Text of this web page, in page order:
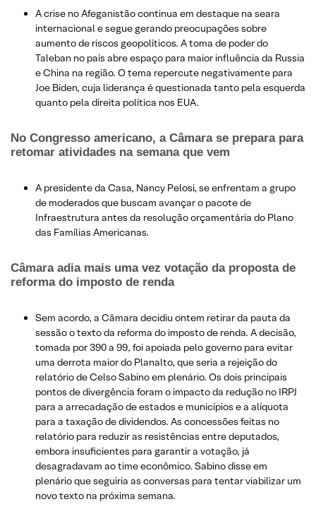
A crise no Afeganistão continua em destaque na seara
internacional e segue gerando preocupações sobre
aumento de riscos geopolíticos. A toma de poder do
Taleban no país abre espaço para maior influência da Russia
e China na região. O tema repercute negativamente para
Joe Biden, cuja liderança é questionada tanto pela esquerda
quanto pela direita política nos EUA.
No Congresso americano, a Câmara se prepara para
retomar atividades na semana que vem
A presidente da Casa, Nancy Pelosi, se enfrentam a grupo
de moderados que buscam avançar o pacote de
Infraestrutura antes da resolução orçamentária do Plano
das Famílias Americanas.
Câmara adia mais uma vez votação da proposta de
reforma do imposto de renda
Sem acordo, a Câmara decidiu ontem retirar da pauta da
sessão o texto da reforma do imposto de renda. A decisão,
tomada por 390 a 99, foi apoiada pelo governo para evitar
uma derrota maior do Planalto, que seria a rejeição do
relatório de Celso Sabino em plenário. Os dois principais
pontos de divergência foram o impacto da redução no IRPJ
para a arrecadação de estados e municípios e a alíquota
para a taxação de dividendos. As concessões feitas no
relatório para reduzir as resistências entre deputados,
embora insuficientes para garantir a votação, já
desagradavam ao time econômico. Sabino disse em
plenário que seguiria as conversas para tentar viabilizar um
novo texto na próxima semana.